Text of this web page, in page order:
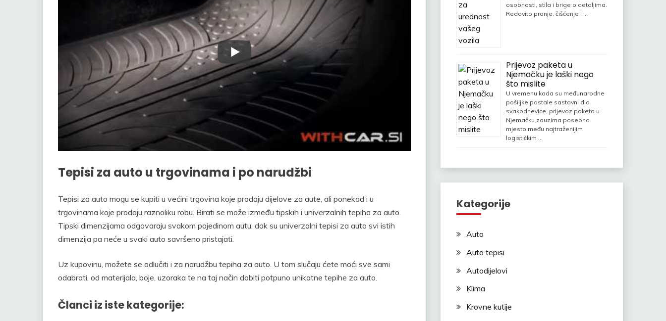
Tepisi za auto u trgovinama i po narudžbi
Tepisi za auto mogu se kupiti u većini trgovina koje prodaju dijelove za aute, ali ponekad i u
trgovinama koje prodaju raznoliku robu. Birati se može između tipskih i univerzalnih tepiha za auto.
Tipski dimenzijama odgovaraju svakom pojedinom autu, dok su univerzalni tepisi za auto svi istih
dimenzija pa neće u svaki auto savršeno pristajati.
Uz kupovinu, možete se odlučiti i za narudžbu tepiha za auto. U tom slučaju ćete moći sve sami
odabrati, od materijala, boje, uzoraka te na taj način dobiti potpuno unikatne tepihe za auto.
Članci iz iste kategorije:
osobnosti, stila i brige o detaljima.
Redovito pranje, čišćenje i …
Prijevoz paketa u
Njemačku je laški nego
što mislite
U vremenu kada su međunarodne
pošiljke postale sastavni dio
svakodnevice, prijevoz paketa u
Njemačku zauzima posebno
mjesto među najtraženijim
logističkim …
Kategorije
Auto
Auto tepisi
Autodijelovi
Klima
Krovne kutije